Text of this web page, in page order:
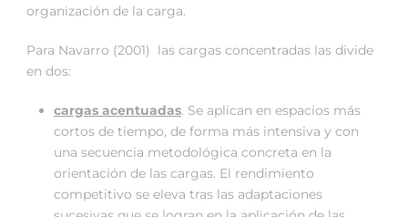
organización de la carga.
Para Navarro (2001) las cargas concentradas las divide
en dos:
cargas acentuadas. Se aplican en espacios más
cortos de tiempo, de forma más intensiva y con
una secuencia metodológica concreta en la
orientación de las cargas. El rendimiento
competitivo se eleva tras las adaptaciones